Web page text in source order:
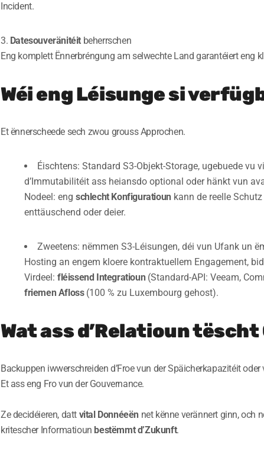
Incident.
3. Datesouveränitéit beherrschen
Eng komplett Ënnerbréngung am selwechte Land garantéiert
Wéi eng Léisunge si
Et ënnerscheede sech zwou grouss Approchen.
Éischtens: Standard S3-Objekt-Storage, ugebuede
d’Immutabilitéit ass heiansdo optional oder hänkt vun
Nodeel: eng schlecht Konfiguratioun kann de reelle
enttäuschend oder deier.
Zweetens: nëmmen S3-Léisungen, déi vun Ufank un
Hosting an engem kloere kontraktuellem Engagement,
Virdeel: fléissend Integratioun (Standard-API: Veeam,
friemen Afloss(100 % zu Luxembourg gehost).
Wat ass d’Relatioun
Backuppen iwwerschreiden d’Froe vun der Späicherkapazitéit
Et ass eng Fro vun der Gouvernance.
Ze decidéieren, datt vital Donnéeën net kënne verännert ginn, och
kritescher Informatioun bestëmmt d’Zukunft.